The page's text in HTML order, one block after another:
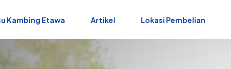
Kambing Etawa Artikel Lokasi Pembelian